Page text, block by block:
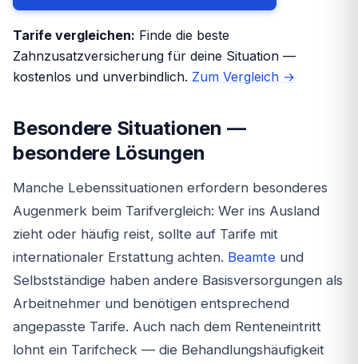
Tarife vergleichen: Finde die beste
Zahnzusatzversicherung für deine Situation —
kostenlos und unverbindlich. Zum Vergleich →
Besondere Situationen —
besondere Lösungen
Manche Lebenssituationen erfordern besonderes
Augenmerk beim Tarifvergleich: Wer ins Ausland
zieht oder häufig reist, sollte auf Tarife mit
internationaler Erstattung achten. Beamte und
Selbstständige haben andere Basisversorgungen als
Arbeitnehmer und benötigen entsprechend
angepasste Tarife. Auch nach dem Renteneintritt
lohnt ein Tarifcheck — die Behandlungshäufigkeit